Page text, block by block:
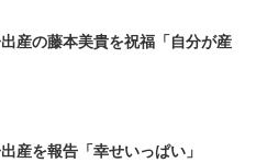
産の藤本美貴を祝福「自分が産
産を報告「幸せいっぱい」